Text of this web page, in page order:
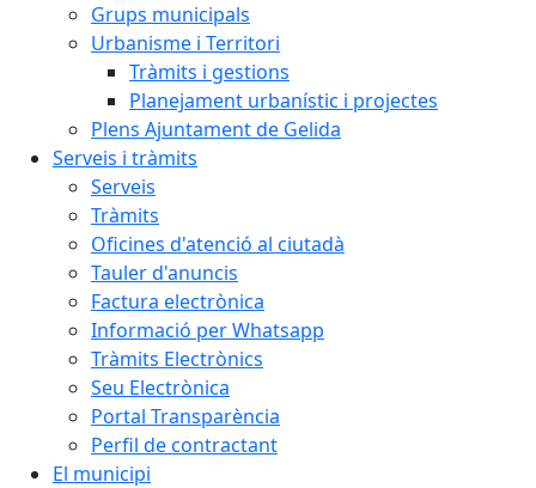
Grups municipals
Urbanisme i Territori
Tràmits i gestions
Planejament urbanístic i projectes
Plens Ajuntament de Gelida
Serveis i tràmits
Serveis
Tràmits
Oficines d'atenció al ciutadà
Tauler d'anuncis
Factura electrònica
Informació per Whatsapp
Tràmits Electrònics
Seu Electrònica
Portal Transparència
Perfil de contractant
El municipi